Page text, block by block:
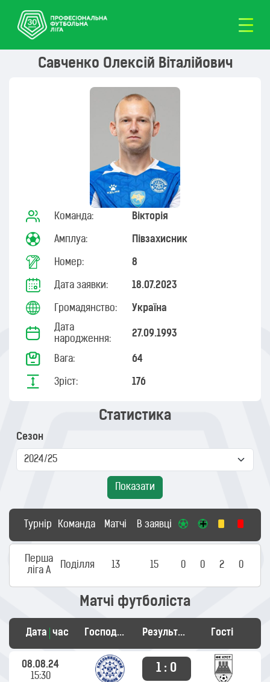
Савченко Олексій Віталійович
Команда: Вікторія
Амплуа: Півзахисник
Номер: 8
Дата заявки: 18.07.2023
Громадянство: Україна
Дата
народження:
27.09.1993
Вага: 64
Зріст: 176
Статистика
Сезон
Показати
Турнір Команда Матчі В заявці
Перша
ліга А
Поділля 13 15 0 0 2 0
Матчі футболіста
Дата час Господарі Результат Гості
08.08.24
15:30
1 : 0